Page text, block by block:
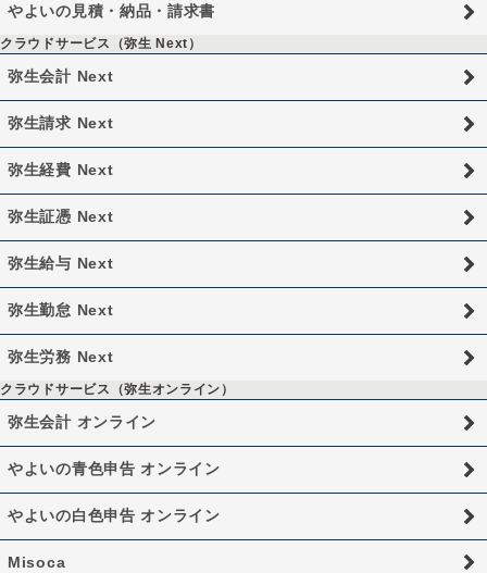
やよいの見積・納品・請求書
クラウドサービス（弥生 Next）
弥生会計 Next
弥生請求 Next
弥生経費 Next
弥生証憑 Next
弥生給与 Next
弥生勤怠 Next
弥生労務 Next
クラウドサービス（弥生オンライン）
弥生会計 オンライン
やよいの青色申告 オンライン
やよいの白色申告 オンライン
Misoca